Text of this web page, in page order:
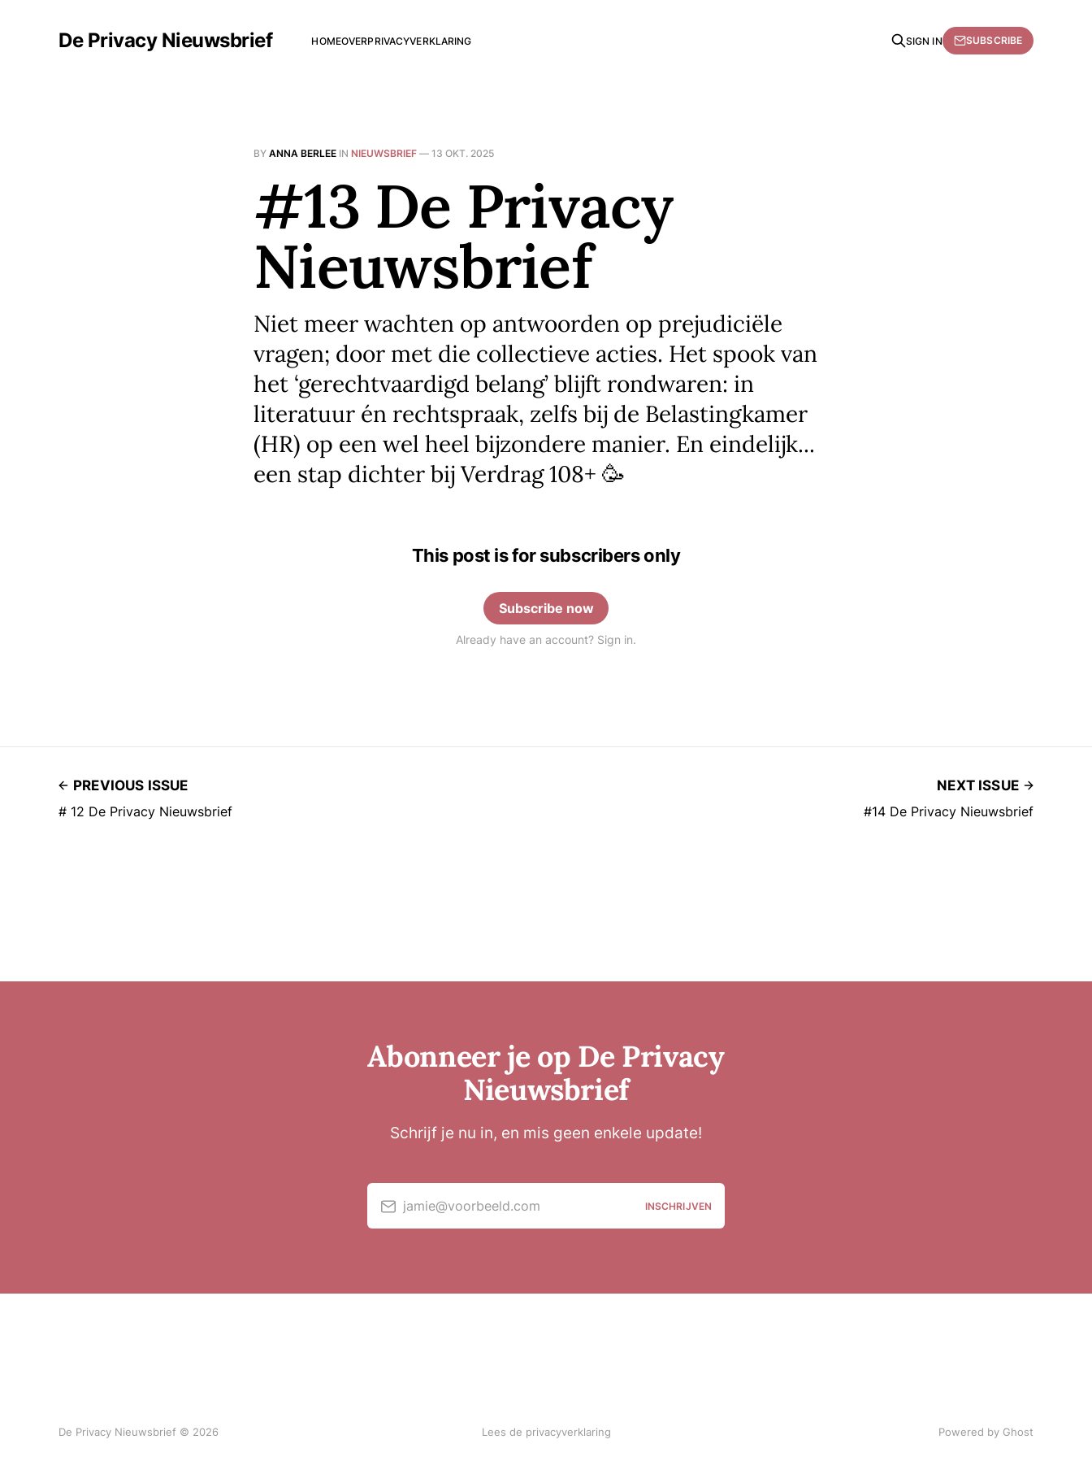
De Privacy Nieuwsbrief HOMEOVERPRIVACYVERKLARING SIGN IN SUBSCRIBE
BY ANNA BERLEE IN NIEUWSBRIEF — 13 OKT. 2025
#13 De Privacy
Nieuwsbrief
Niet meer wachten op antwoorden op prejudiciële
vragen; door met die collectieve acties. Het spook van
het ‘gerechtvaardigd belang’ blijft rondwaren: in
literatuur én rechtspraak, zelfs bij de Belastingkamer
(HR) op een wel heel bijzondere manier. En eindelijk...
een stap dichter bij Verdrag 108+ 🥳
This post is for subscribers only
Subscribe now
Already have an account? Sign in.
PREVIOUS ISSUE
# 12 De Privacy Nieuwsbrief
NEXT ISSUE
#14 De Privacy Nieuwsbrief
Abonneer je op De Privacy
Nieuwsbrief
Schrijf je nu in, en mis geen enkele update!
jamie@voorbeeld.com INSCHRIJVEN
De Privacy Nieuwsbrief © 2026 Lees de privacyverklaring Powered by Ghost